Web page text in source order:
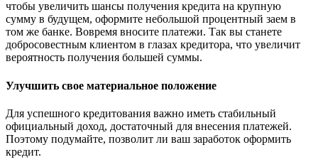
чтобы увеличить шансы получения кредита на крупную
сумму в будущем, оформите небольшой процентный заем в
том же банке. Вовремя вносите платежи. Так вы станете
добросовестным клиентом в глазах кредитора, что увеличит
вероятность получения большей суммы.
Улучшить свое материальное положение
Для успешного кредитования важно иметь стабильный
официальный доход, достаточный для внесения платежей.
Поэтому подумайте, позволит ли ваш заработок оформить
кредит.